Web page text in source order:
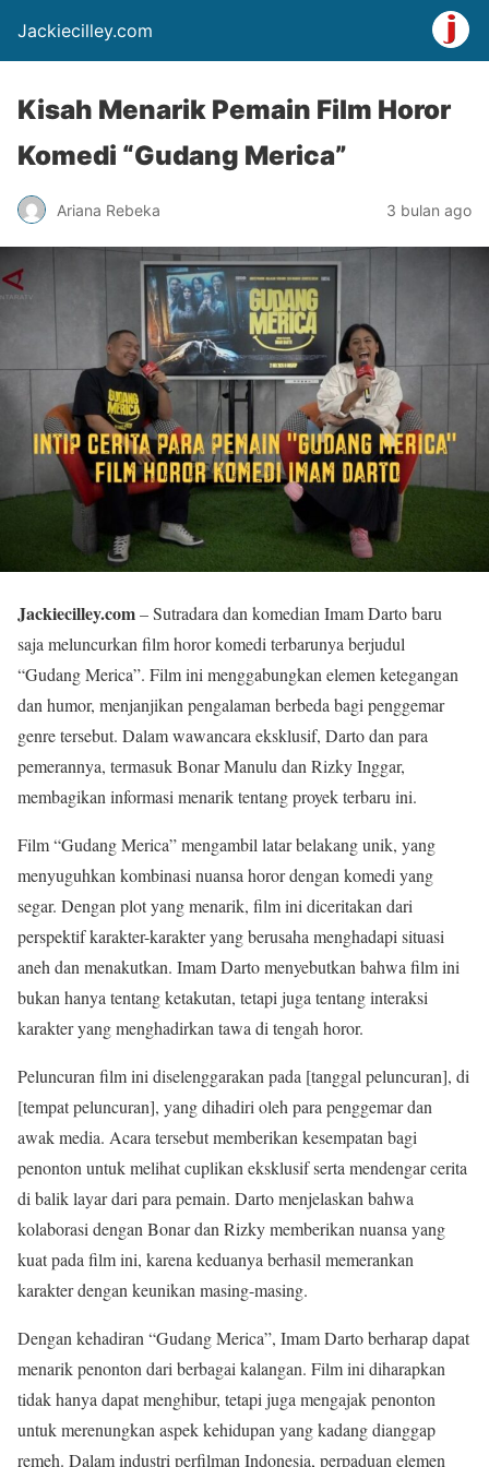
Jackiecilley.com
Kisah Menarik Pemain Film Horor
Komedi “Gudang Merica”
Ariana Rebeka 3 bulan ago
Jackiecilley.com– Sutradara dan komedian Imam Darto baru
saja meluncurkan film horor komedi terbarunya berjudul
“Gudang Merica”. Film ini menggabungkan elemen ketegangan
dan humor, menjanjikan pengalaman berbeda bagi penggemar
genre tersebut. Dalam wawancara eksklusif, Darto dan para
pemerannya, termasuk Bonar Manulu dan Rizky Inggar,
membagikan informasi menarik tentang proyek terbaru ini.
Film “Gudang Merica” mengambil latar belakang unik, yang
menyuguhkan kombinasi nuansa horor dengan komedi yang
segar. Dengan plot yang menarik, film ini diceritakan dari
perspektif karakter-karakter yang berusaha menghadapi situasi
aneh dan menakutkan. Imam Darto menyebutkan bahwa film ini
bukan hanya tentang ketakutan, tetapi juga tentang interaksi
karakter yang menghadirkan tawa di tengah horor.
Peluncuran film ini diselenggarakan pada [tanggal peluncuran], di
[tempat peluncuran], yang dihadiri oleh para penggemar dan
awak media. Acara tersebut memberikan kesempatan bagi
penonton untuk melihat cuplikan eksklusif serta mendengar cerita
di balik layar dari para pemain. Darto menjelaskan bahwa
kolaborasi dengan Bonar dan Rizky memberikan nuansa yang
kuat pada film ini, karena keduanya berhasil memerankan
karakter dengan keunikan masing-masing.
Dengan kehadiran “Gudang Merica”, Imam Darto berharap dapat
menarik penonton dari berbagai kalangan. Film ini diharapkan
tidak hanya dapat menghibur, tetapi juga mengajak penonton
untuk merenungkan aspek kehidupan yang kadang dianggap
remeh. Dalam industri perfilman Indonesia, perpaduan elemen